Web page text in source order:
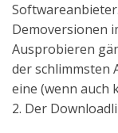
Demoversionen
Ausprobieren
der schlimmsten
eine (wenn auch
2. Der